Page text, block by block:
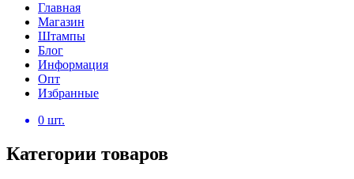
Главная
Магазин
Штампы
Блог
Информация
Опт
Избранные
0 шт.
Категории товаров